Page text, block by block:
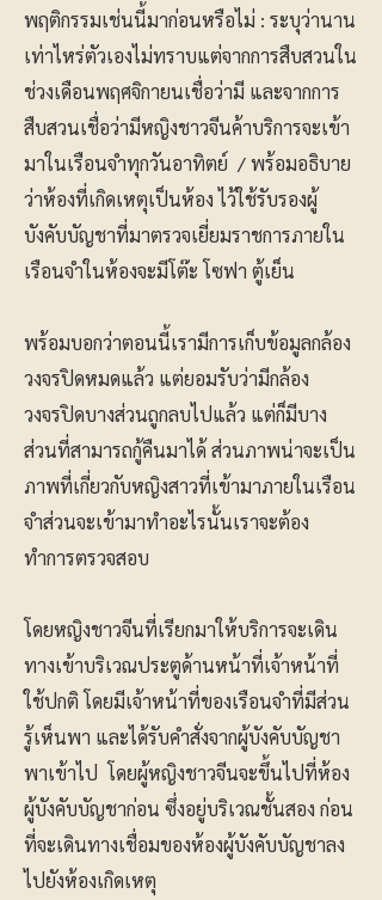
พฤติกรรมเช่นนี้มาก่อนหรือไม่ : ระบุว่านาน
เท่าไหร่ตัวเองไม่ทราบแต่จากการสืบสวนใน
ช่วงเดือนพฤศจิกายนเชื่อว่ามี และจากการ
สืบสวนเชื่อว่ามีหญิงชาวจีนค้าบริการจะเข้า
มาในเรือนจำทุกวันอาทิตย์ / พร้อมอธิบาย
ว่าห้องที่เกิดเหตุเป็นห้อง ไว้ใช้รับรองผู้
บังคับบัญชาที่มาตรวจเยี่ยมราชการภายใน
เรือนจำในห้องจะมีโต๊ะ โซฟา ตู้เย็น
พร้อมบอกว่าตอนนี้เรามีการเก็บข้อมูลกล้อง
วงจรปิดหมดแล้ว แต่ยอมรับว่ามีกล้อง
วงจรปิดบางส่วนถูกลบไปแล้ว แต่ก็มีบาง
ส่วนที่สามารถกู้คืนมาได้ ส่วนภาพน่าจะเป็น
ภาพที่เกี่ยวกับหญิงสาวที่เข้ามาภายในเรือน
จำส่วนจะเข้ามาทำอะไรนั้นเราจะต้อง
ทำการตรวจสอบ
โดยหญิงชาวจีนที่เรียกมาให้บริการจะเดิน
ทางเข้าบริเวณประตูด้านหน้าที่เจ้าหน้าที่
ใช้ปกติ โดยมีเจ้าหน้าที่ของเรือนจำที่มีส่วน
รู้เห็นพา และได้รับคำสั่งจากผู้บังคับบัญชา
พาเข้าไป โดยผู้หญิงชาวจีนจะขึ้นไปที่ห้อง
ผู้บังคับบัญชาก่อน ซึ่งอยู่บริเวณชั้นสอง ก่อน
ที่จะเดินทางเชื่อมของห้องผู้บังคับบัญชาลง
ไปยังห้องเกิดเหตุ